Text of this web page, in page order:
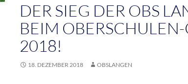
DER SIEG DER OBS
BEIM
2018!
18. DEZEMBER 2018 OBSLANGEN